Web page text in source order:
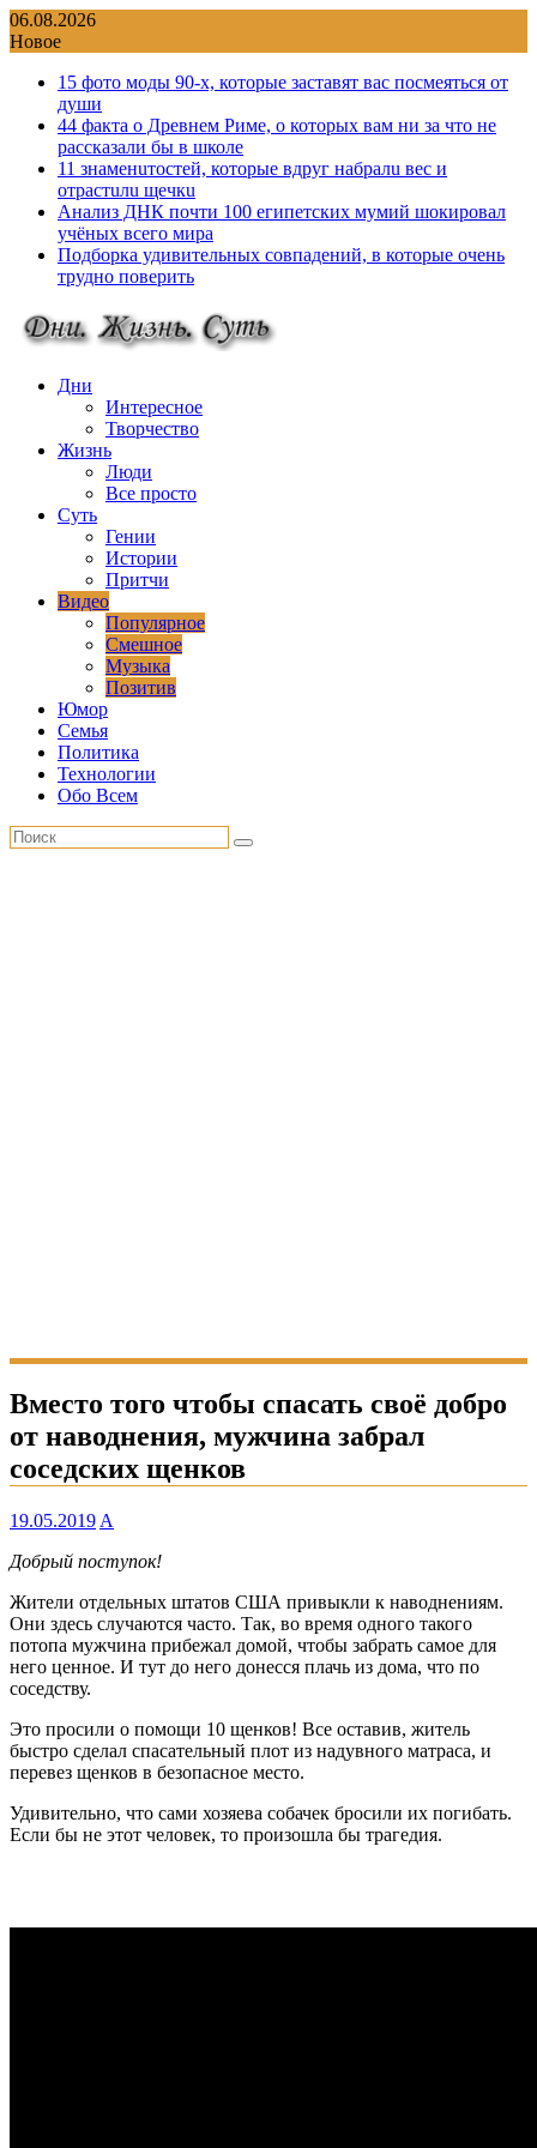
Перейти
к
06.08.2026
Новое
15 фото моды 90-х, которые заставят вас посмеяться от
души
44 факта о Древнем Риме, о которых вам ни за что не
рассказали бы в школе
11 знаменuтостей, которые вдруг набралu вес и
отрастuлu щечкu
Анализ ДНК почти 100 египетских мумий шокировал
учёных всего мира
Подборка удивительных совпадений, в которые очень
трудно поверить
Дни
Интересное
Творчество
Жизнь
Люди
Все просто
Суть
Гении
Истории
Притчи
Видео
Популярное
Смешное
Музыка
Позитив
Юмор
Семья
Политика
Технологии
Обо Всем
Вместо того чтобы спасать своё добро
от наводнения, мужчина забрал
соседских щенков
19.05.2019 A
Добрый поступок!
Жители отдельных штатов США привыкли к наводнениям.
Они здесь случаются часто. Так, во время одного такого
потопа мужчина прибежал домой, чтобы забрать самое для
него ценное. И тут до него донесся плачь из дома, что по
соседству.
Это просили о помощи 10 щенков! Все оставив, житель
быстро сделал спасательный плот из надувного матраса, и
перевез щенков в безопасное место.
Удивительно, что сами хозяева собачек бросили их погибать.
Если бы не этот человек, то произошла бы трагедия.